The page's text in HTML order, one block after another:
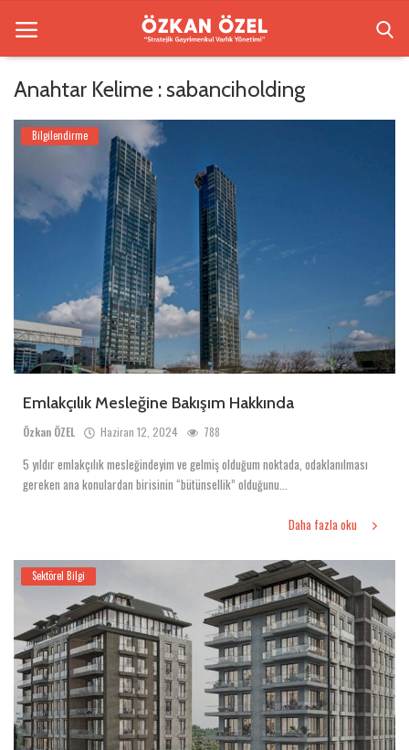
Anasayfa
Beşiktaş Rezidansları
Bilgilendirme
Sektörel Bilgi
Anahtar Kelime : sabanciholding
Bilgilendirme
Emlakçılık Mesleğine Bakışım Hakkında
Özkan ÖZEL Haziran 12, 2024 788
5 yıldır emlakçılık mesleğindeyim ve gelmiş olduğum noktada, odaklanılması
gereken ana konulardan birisinin “bütünsellik” olduğunu...
Daha fazla oku
Sektörel Bilgi